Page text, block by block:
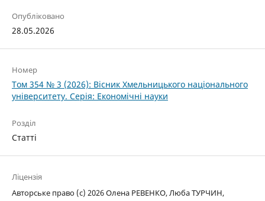
Опубліковано
28.05.2026
Номер
Том 354 № 3 (2026): Вісник Хмельницького національного
університету. Серія: Економічні науки
Розділ
Статті
Ліцензія
Авторське право (c) 2026 Олена РЕВЕНКО, Люба ТУРЧИН,